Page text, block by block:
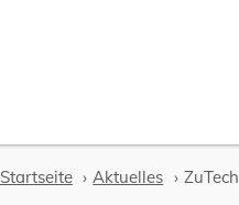
Startseite Aktuelles